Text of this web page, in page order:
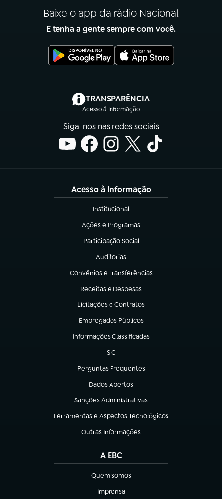
Baixe o app da rádio Nacional
E tenha a gente sempre com você.
TRANSPARÊNCIA
Acesso à Informação
(abre em nova aba)
Siga-nos nas redes sociais
Acesso à Informação
Institucional
(abre em nova aba)
Ações e Programas
(abre em nova aba)
Participação Social
(abre em nova aba)
Auditorias
(abre em nova aba)
Convênios e Transferências
(abre em nova aba)
Receitas e Despesas
(abre em nova aba)
Licitações e Contratos
(abre em nova aba)
Empregados Públicos
(abre em nova aba)
Informações Classificadas
(abre em nova aba)
SIC
(abre em nova aba)
Perguntas Frequentes
(abre em nova aba)
Dados Abertos
(abre em nova aba)
Sanções Administrativas
(abre em nova aba)
Ferramentas e Aspectos Tecnológicos
(abre em nova aba)
Outras Informações
(abre em nova aba)
A EBC
Quem somos
(abre em nova aba)
Imprensa
(abre em nova aba)